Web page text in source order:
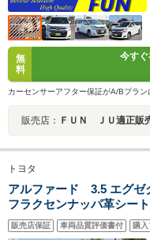
無
料
今す
カーセンサーアフター保証がA/Bプラン
販売店： ＦＵＮ ＪＵ適正販
トヨタ
アルファード 3.5 エグ
フラクセンナッパ革シ
BSM/PKSB Dインナー
ヤエンタメ&全周囲
販売店保証 車両品質評価書付 購